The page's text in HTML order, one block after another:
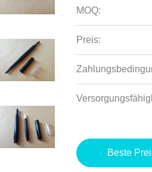
MOQ:
Preis:
Beste